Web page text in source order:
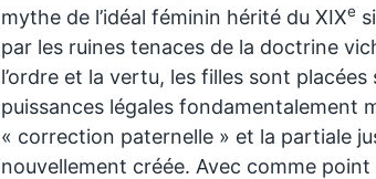
mythe de l’idéal féminin hérité du XIXe
par les ruines tenaces de la doctrine
l’ordre et la vertu, les filles sont placées
puissances légales fondamentalement
« correction paternelle » et la partiale
nouvellement créée. Avec comme point